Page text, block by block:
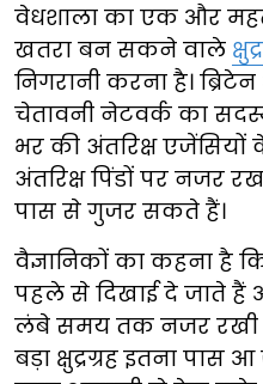
वेधशाला का एक और
खतरा बन सकने वाले
निगरानी करना है। ब्रिटेन
चेतावनी नेटवर्क का
भर की अंतरिक्ष
अंतरिक्ष पिंडों पर नजर
पास से गुजर सकते हैं।
वैज्ञानिकों का कहना है
पहले से दिखाई दे जाते हैं
लंबे समय तक नजर रखी
बड़ा क्षुद्रग्रह इतना